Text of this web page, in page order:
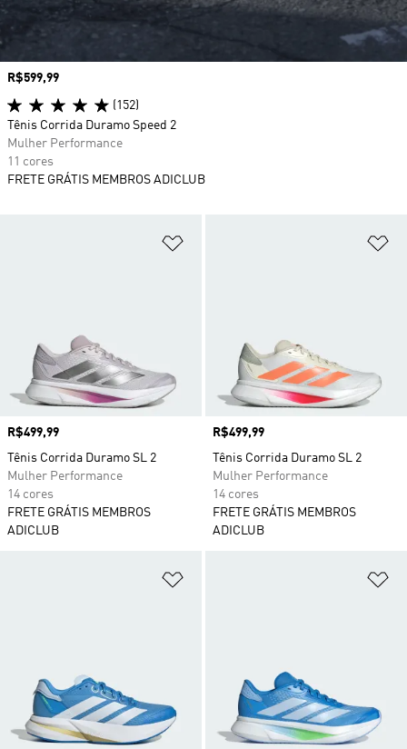
Preço
R$499,99
Tênis Corrida Duramo SL 2
Mulher Performance
14 cores
FRETE GRÁTIS MEMBROS
ADICLUB
Preço
R$499,99
Tênis Corrida Duramo SL 2
Mulher Performance
14 cores
FRETE GRÁTIS MEMBROS
ADICLUB
Preço
R$599,99
(152)
Tênis Corrida Duramo Speed 2
Mulher Performance
11 cores
FRETE GRÁTIS MEMBROS ADICLUB